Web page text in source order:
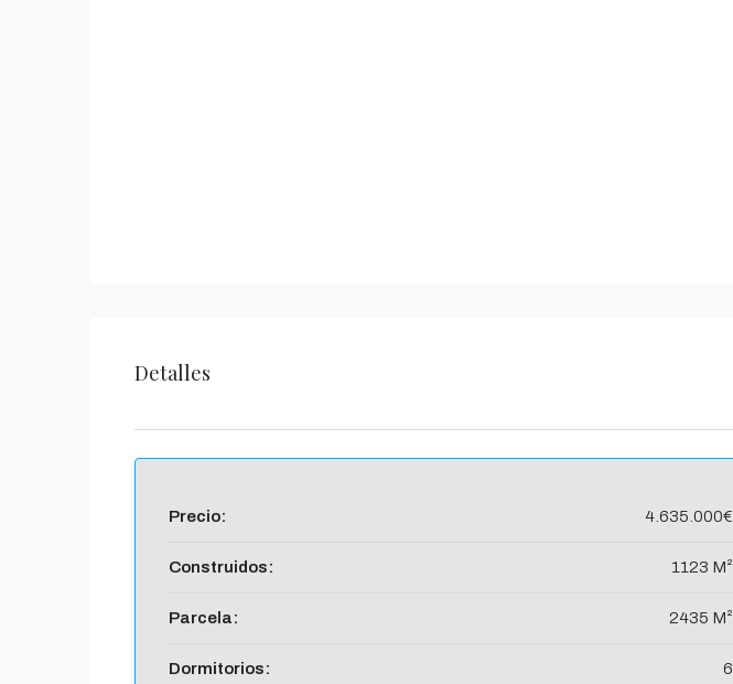
Detalles
Precio: 4.635.000€
Construidos: 1123 M²
Parcela: 2435 M²
Dormitorios: 6